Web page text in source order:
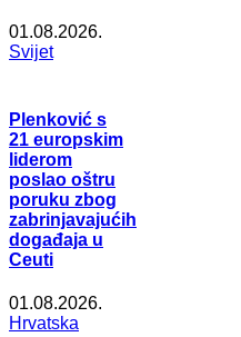
01.08.2026.
Svijet
Plenković s
21 europskim
liderom
poslao oštru
poruku zbog
zabrinjavajućih
događaja u
Ceuti
01.08.2026.
Hrvatska